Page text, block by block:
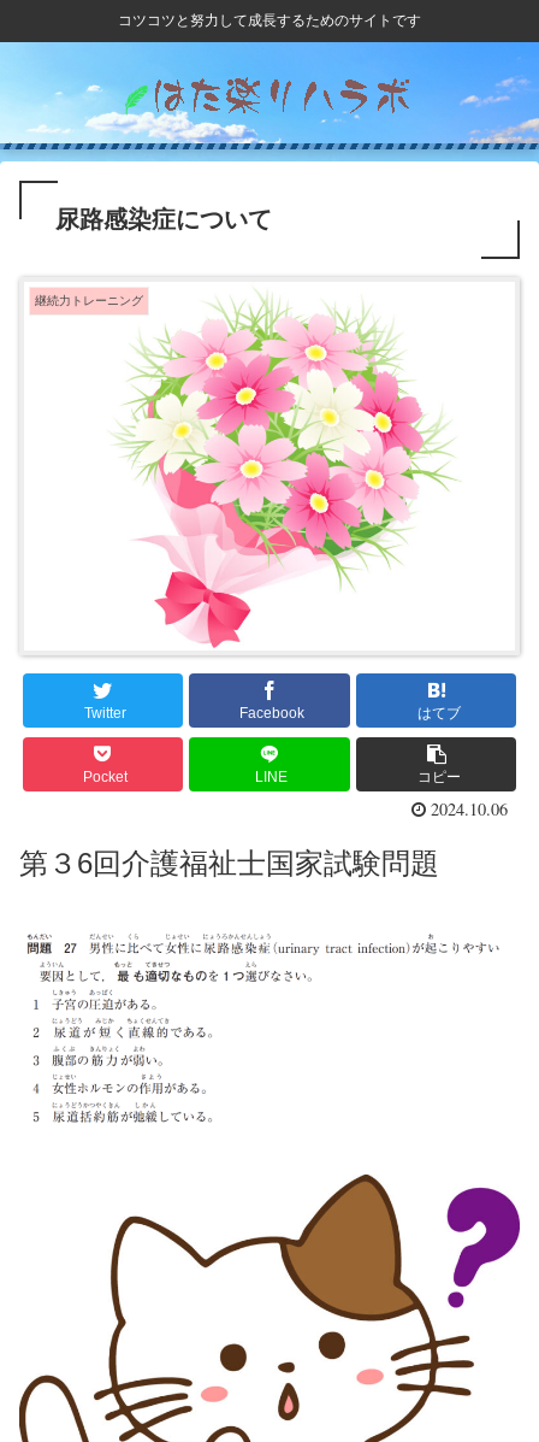
コツコツと努力して成長するためのサイトです
尿路感染症について
継続力トレーニング
Twitter Facebook はてブ
Pocket LINE コピー
2024.10.06
第３6回介護福祉士国家試験問題